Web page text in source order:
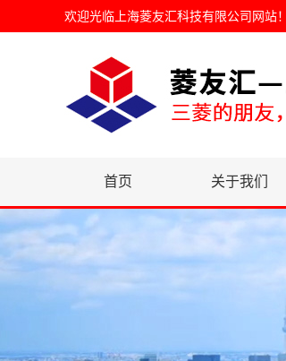
欢迎光临 上海菱友汇科技有限公司网站！
首页 关于我们